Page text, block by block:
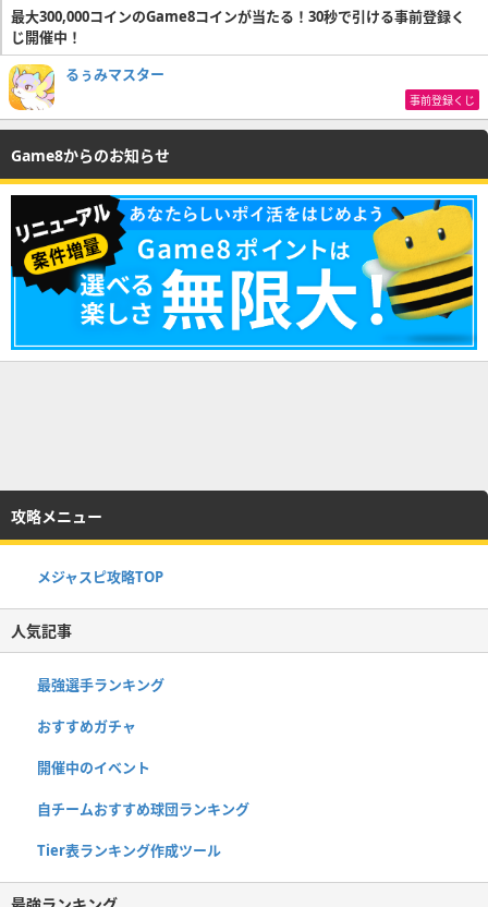
最大300,000コインのGame8コインが当たる！30秒で引ける事前登録く
じ開催中！
るぅみマスター
事前登録くじ
Game8からのお知らせ
攻略メニュー
メジャスピ攻略TOP
人気記事
最強選手ランキング
おすすめガチャ
開催中のイベント
自チームおすすめ球団ランキング
Tier表ランキング作成ツール